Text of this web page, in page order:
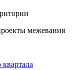
межевания